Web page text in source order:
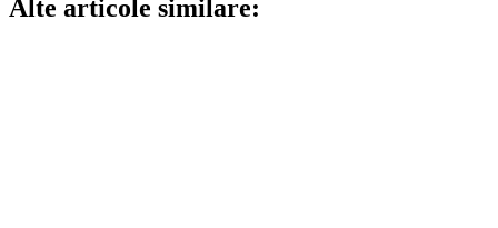
Alte articole similare: